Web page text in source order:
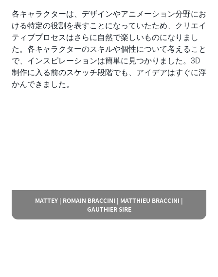
各キャラクターは、デザインやアニメーション分野にお
ける特定の役割を表すことになっていたため、クリエイ
ティブプロセスはさらに自然で楽しいものになりまし
た。各キャラクターのスキルや個性について考えること
で、インスピレーションは簡単に見つかりました。3D
制作に入る前のスケッチ段階でも、アイデアはすぐに浮
かんできました。
MATTEY | ROMAIN BRACCINI | MATTHIEU BRACCINI |
GAUTHIER SIRE